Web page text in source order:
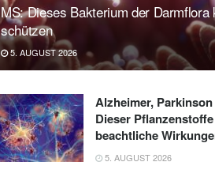
MS: Dieses Bakterium der Darmflora
schützen
5. AUGUST 2026
Alzheimer,
Dieser
beachtliche
5. AUGUST 2026